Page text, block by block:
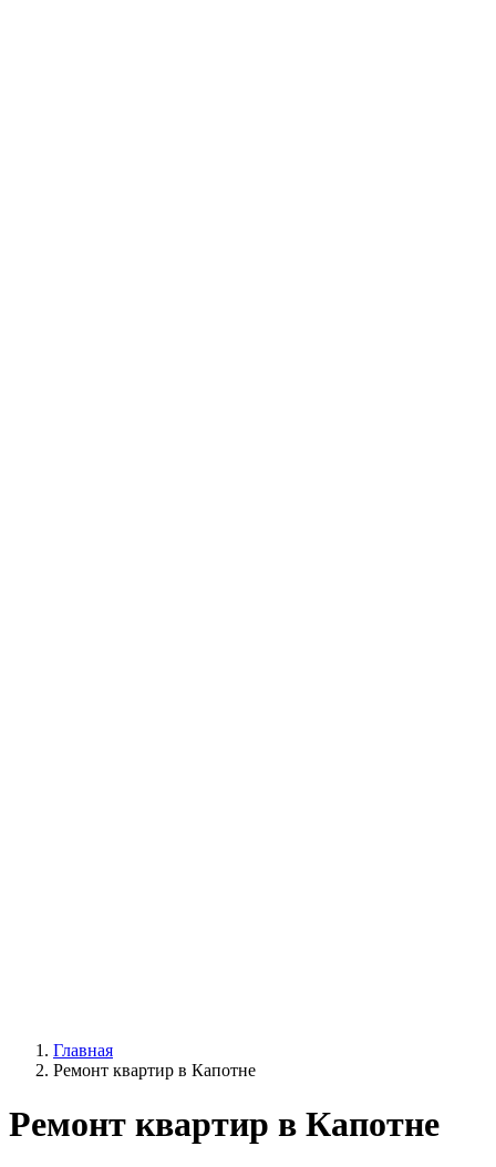
Главная
Ремонт квартир в Капотне
Ремонт квартир в Капотне